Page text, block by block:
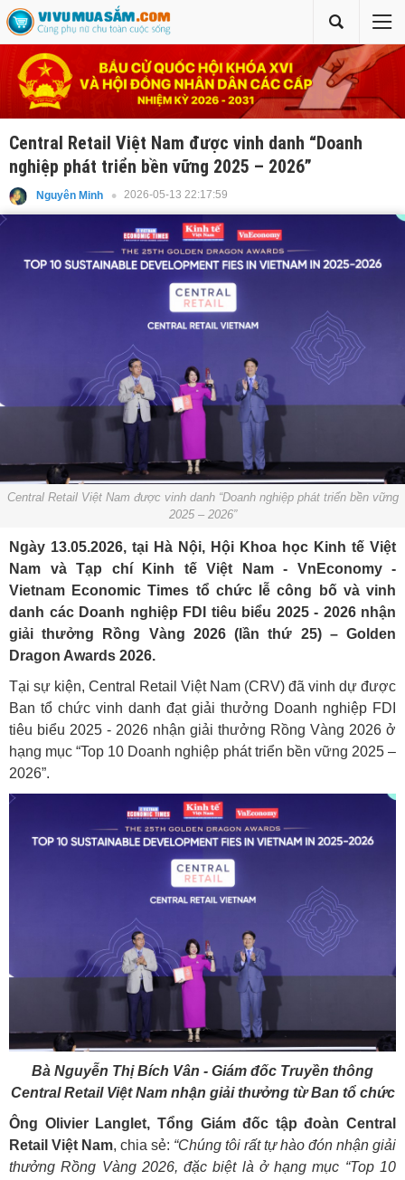
Central Retail Việt Nam được vinh danh “Doanh
nghiệp phát triển bền vững 2025 – 2026”
Nguyên Minh 2026-05-13 22:17:59
Central Retail Việt Nam được vinh danh “Doanh nghiệp phát triển bền vững
2025 – 2026”
Ngày 13.05.2026, tại Hà Nội, Hội Khoa học Kinh tế Việt
Nam và Tạp chí Kinh tế Việt Nam - VnEconomy -
Vietnam Economic Times tổ chức lễ công bố và vinh
danh các Doanh nghiệp FDI tiêu biểu 2025 - 2026 nhận
giải thưởng Rồng Vàng 2026 (lần thứ 25) – Golden
Dragon Awards 2026.
Tại sự kiện, Central Retail Việt Nam (CRV) đã vinh dự được
Ban tổ chức vinh danh đạt giải thưởng Doanh nghiệp FDI
tiêu biểu 2025 - 2026 nhận giải thưởng Rồng Vàng 2026 ở
hạng mục “Top 10 Doanh nghiệp phát triển bền vững 2025 –
2026”.
Bà Nguyễn Thị Bích Vân - Giám đốc Truyền thông
Central Retail Việt Nam nhận giải thưởng từ Ban tổ chức
Ông Olivier Langlet, Tổng Giám đốc tập đoàn Central
Retail Việt Nam, chia sẻ: “Chúng tôi rất tự hào đón nhận giải
thưởng Rồng Vàng 2026, đặc biệt là ở hạng mục “Top 10